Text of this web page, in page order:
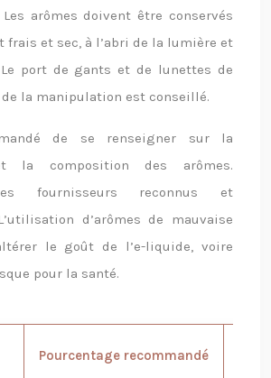
Les arômes doivent être conservés
frais et sec, à l’abri de la lumière et
port de gants et de lunettes de
la manipulation est conseillé.
de se renseigner sur la
la composition des arômes.
fournisseurs reconnus et
d’arômes de mauvaise
le goût de l’e-liquide, voire
pour la santé.
Pourcentage recommandé